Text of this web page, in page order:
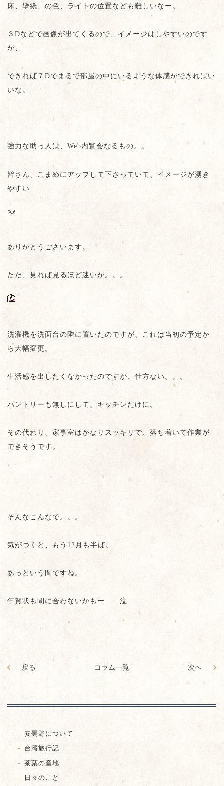
床、壁紙、の色、ライトの位置なども難しいなー。
３Dなどで画像が出てくるので、イメージはしやすいのです
が、
できれば７Dでまるで部屋の中にいるような体感ができればい
いな。
強力な助っ人は、Web内覧会なるもの。。
皆さん、こまめにアップして下さっていて、イメージが湧き
やすい
ありがとうございます。
ただ、見れば見るほど迷いが。。。
洗濯機を洗面台の隣に置いたのですが、これは当初の予定か
ら大幅変更。
生活感を出したくなかったのですが、仕方ない。。。
パントリーも無しにして、キッチンだけに。
その代わり、家事室はかなりスッキリで、落ち着いて作業が
できそうです。
そんなこんなで。。。
気がつくと、もう12月も半ば。
あっという間ですね。
年賀状も間に合わないかもー 泣
戻る コラム一覧 次へ
安曇野について
台湾旅行記
茶葉の産地
日々のこと